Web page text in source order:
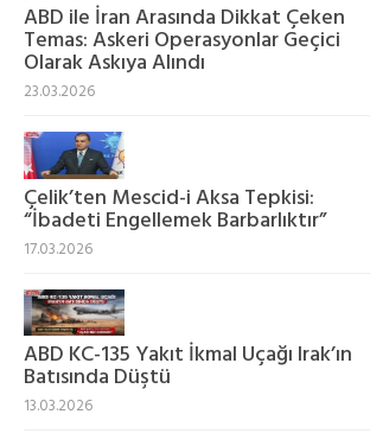
ABD ile İran Arasında Dikkat Çeken
Temas: Askeri Operasyonlar Geçici
Olarak Askıya Alındı
23.03.2026
Çelik’ten Mescid-i Aksa Tepkisi:
“İbadeti Engellemek Barbarlıktır”
17.03.2026
ABD KC-135 Yakıt İkmal Uçağı Irak’ın
Batısında Düştü
13.03.2026